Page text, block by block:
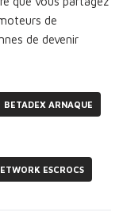
de
de devenir
BETADEX ARNAQUE
ESCROCS